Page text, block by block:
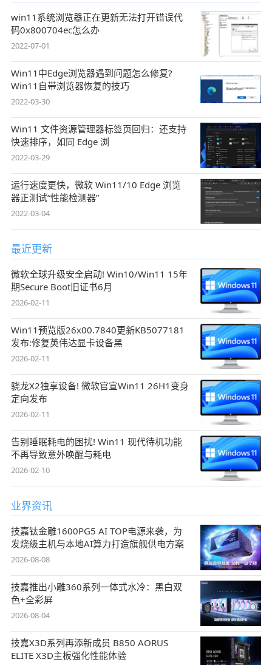
win11系统浏览器正在更新无法打开错误代
码0x800704ec怎么办
2022-07-01
Win11中Edge浏览器遇到问题怎么修复?
Win11自带浏览器恢复的技巧
2022-03-30
Win11 文件资源管理器标签页回归：还支持
快速排序，如同 Edge 浏
2022-03-29
运行速度更快，微软 Win11/10 Edge 浏览
器正测试“性能检测器”
2022-03-04
最近更新
微软全球升级安全启动! Win10/Win11 15年
期Secure Boot旧证书6月
2026-02-11
Win11预览版26x00.7840更新KB5077181
发布:修复英伟达显卡设备黑
2026-02-11
骁龙X2独享设备! 微软官宣Win11 26H1变身
定向发布
2026-02-11
告别睡眠耗电的困扰! Win11 现代待机功能
不再导致意外唤醒与耗电
2026-02-10
业界资讯
技嘉钛金雕1600PG5 AI TOP电源来袭，为
发烧级主机与本地AI算力打造旗舰供电方案
2026-08-08
技嘉推出小雕360系列一体式水冷：黑白双
色+全彩屏
2026-08-04
技嘉X3D系列再添新成员 B850 AORUS
ELITE X3D主板强化性能体验